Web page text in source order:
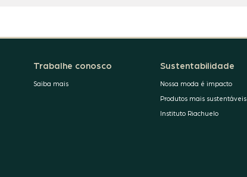
Trabalhe conosco
Saiba mais
Sustentabilidade
Nossa moda é impacto
Produtos mais sustentáveis
Instituto Riachuelo